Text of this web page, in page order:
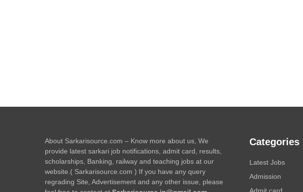
About Sarkarisource.com – Know more about us, We
provide latest sarkari job notifications, admit card, results,
scholarships, Banking, railway and teaching jobs at our
website.( Sarkarisource.com ) If you have any query
regrading Site, Advertisement and any other issue, please
Categories
Latest Jobs
Admission